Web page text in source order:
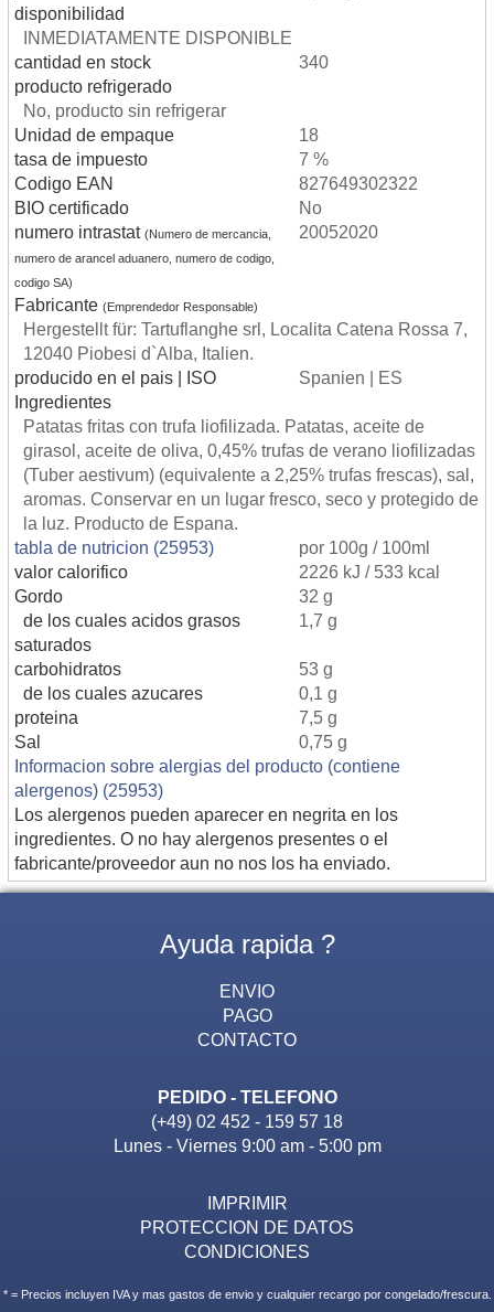
disponibilidad
INMEDIATAMENTE DISPONIBLE
cantidad en stock
340
producto refrigerado
No, producto sin refrigerar
Unidad de empaque
18
tasa de impuesto
7 %
Codigo EAN
827649302322
BIO certificado
No
numero intrastat (Numero de mercancia,
numero de arancel aduanero, numero de codigo,
codigo SA)
20052020
Fabricante (Emprendedor Responsable)
Hergestellt für: Tartuflanghe srl, Localita Catena Rossa 7,
12040 Piobesi d`Alba, Italien.
producido en el pais | ISO
Spanien | ES
Ingredientes
Patatas fritas con trufa liofilizada. Patatas, aceite de
girasol, aceite de oliva, 0,45% trufas de verano liofilizadas
(Tuber aestivum) (equivalente a 2,25% trufas frescas), sal,
aromas. Conservar en un lugar fresco, seco y protegido de
la luz. Producto de Espana.
tabla de nutricion (25953)
por 100g / 100ml
valor calorifico
2226 kJ / 533 kcal
Gordo
32 g
de los cuales acidos grasos
saturados
1,7 g
carbohidratos
53 g
de los cuales azucares
0,1 g
proteina
7,5 g
Sal
0,75 g
Informacion sobre alergias del producto (contiene
alergenos) (25953)
Los alergenos pueden aparecer en negrita en los
ingredientes. O no hay alergenos presentes o el
fabricante/proveedor aun no nos los ha enviado.
Ayuda rapida ?
ENVIO
PAGO
CONTACTO
PEDIDO - TELEFONO
(+49) 02 452 - 159 57 18
Lunes - Viernes 9:00 am - 5:00 pm
IMPRIMIR
PROTECCION DE DATOS
CONDICIONES
* = Precios incluyen IVA y mas gastos de envio y cualquier recargo por congelado/frescura.